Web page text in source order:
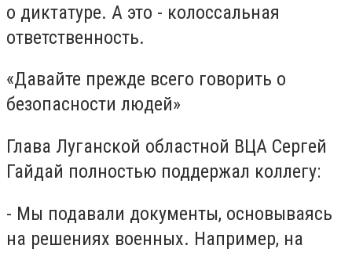
о диктатуре. А это - колоссальная
ответственность.
«Давайте прежде всего говорить о
безопасности людей»
Глава Луганской областной ВЦА Сергей
Гайдай полностью поддержал коллегу:
- Мы подавали документы, основываясь
на решениях военных. Например, на